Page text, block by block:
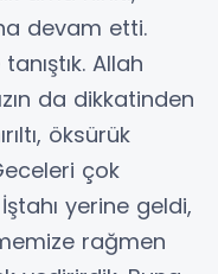
devam etti.
Allah
da dikkatinden
öksürük
çok
yerine geldi,
rağmen